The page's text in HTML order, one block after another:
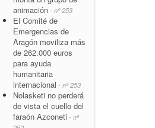
animación - nº 253
El Comité de
Emergencias de
Aragón moviliza más
de 262.000 euros
para ayuda
humanitaria
internacional - nº 253
Nolasketi no perderá
de vista el cuello del
faraón Azconeti - nº